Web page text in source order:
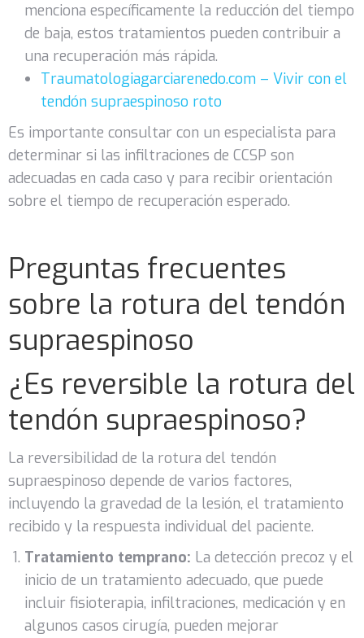
menciona específicamente la reducción del tiempo
de baja, estos tratamientos pueden contribuir a
una recuperación más rápida.
Traumatologiagarciarenedo.com – Vivir con el
tendón supraespinoso roto
Es importante consultar con un especialista para
determinar si las infiltraciones de CCSP son
adecuadas en cada caso y para recibir orientación
sobre el tiempo de recuperación esperado.
Preguntas frecuentes
sobre la rotura del tendón
supraespinoso
¿Es reversible la rotura del
tendón supraespinoso?
La reversibilidad de la rotura del tendón
supraespinoso depende de varios factores,
incluyendo la gravedad de la lesión, el tratamiento
recibido y la respuesta individual del paciente.
Tratamiento temprano: La detección precoz y el
inicio de un tratamiento adecuado, que puede
incluir fisioterapia, infiltraciones, medicación y en
algunos casos cirugía, pueden mejorar